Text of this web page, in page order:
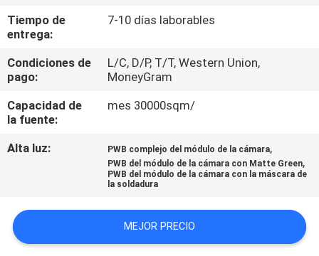
ÉNTRENOS
EN
CONTACTO
CON
NOTICIAS
UNA
CITA
Tiempo de
entrega:
7-10 días laborables
Condiciones de
pago:
L/C, D/P, T/T, Western Union,
MoneyGram
Capacidad de
la fuente:
mes 30000sqm/
Alta luz: PWB complejo del módulo de la cámara,
PWB del módulo de la cámara con Matte Green,
PWB del módulo de la cámara con la máscara de
la soldadura
MEJOR PRECIO